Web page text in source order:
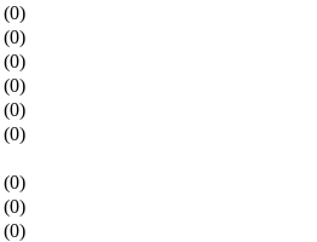
(0)
(0)
(0)
(0)
(0)
(0)
(0)
(0)
(0)